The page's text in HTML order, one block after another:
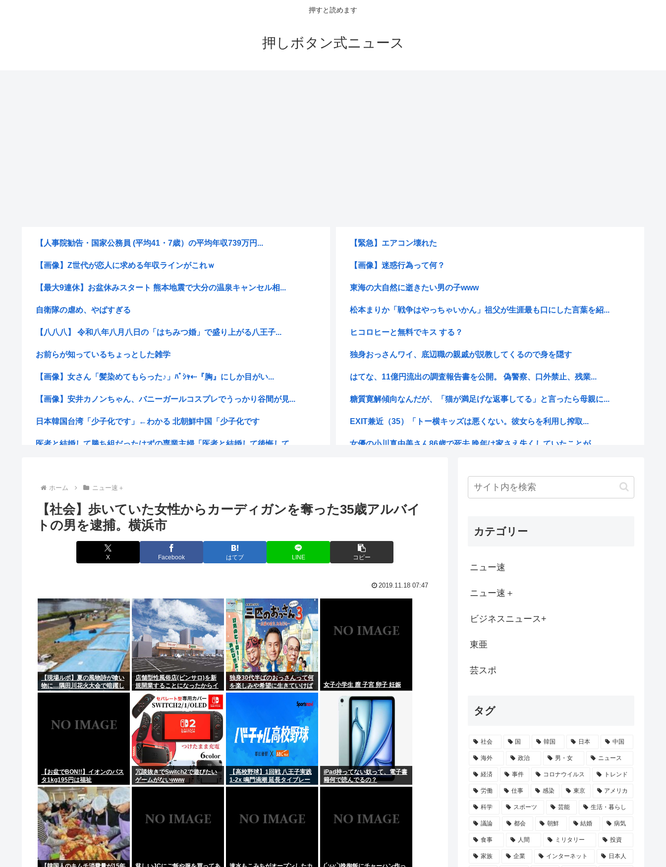
押すと読めます
押しボタン式ニュース
【人事院勧告・国家公務員 (平均41・7歳）の平均年収739万円...
【画像】Z世代が恋人に求める年収ラインがこれｗ
【最大9連休】お盆休みスタート 熊本地震で大分の温泉キャンセル相...
自衛隊の虐め、やばすぎる
【八八八】 令和八年八月八日の「はちみつ婚」で盛り上がる八王子...
お前らが知っているちょっとした雑学
【画像】女さん「髪染めてもらった♪」ﾊﾟｼｬ⇠『胸』にしか目がい...
【画像】安井カノンちゃん、バニーガールコスプレでうっかり谷間が見...
日本韓国台湾「少子化です」←わかる 北朝鮮中国「少子化です
医者と結婚して勝ち組だったはずの専業主婦「医者と結婚して後悔して...
【韓国人のキムチ消費量が15年で急減】「1日中食べない」人も増加
【国民栄誉賞受賞】高木美帆さん 記念品の包丁10本セットに『呪い...
戦前の人「日本が勝つように子供は勝子にしよう」
【中国】大卒1270万人が就職難なのに、今度は自分の「AI分身」...
【SNS】夏休みに川遊びするなら「ここ最高！」危ない場所を投稿、...
自動車学校で。俺「ここ一時停止ですよね？」教官「早く行け！」→指...
れいわ新選組、「いのちの党」に党名変更www
職場の男性と付き合い結婚する事になり、結婚当初から彼の田舎に帰り...
【公園でも行けよ】ジムのランニングマシーン占拠してずっと歩いてる...
新人ワイ「ボーナスが入ってまとまった金を人生で初めて手に入れたン...
ショートスリーパー堀大輔氏、涙を流す
【沖縄】自動車道に子豚の落とし物 養豚品種が輸送中に落下か 預か...
【緊急】エアコン壊れた
【画像】迷惑行為って何？
東海の大自然に逝きたい男の子www
松本まりか「戦争はやっちゃいかん」祖父が生涯最も口にした言葉を紹...
ヒコロヒーと無料でキス する？
独身おっさんワイ、底辺職の親戚が説教してくるので身を隠す
はてな、11億円流出の調査報告書を公開。 偽警察、口外禁止、残業...
糖質寛解傾向なんだが、「猫が満足げな返事してる」と言ったら母親に...
EXIT兼近（35）「トー横キッズは悪くない。彼女らを利用し搾取...
女優の小川真由美さん86歳で死去 晩年は家さえ失くしていたことが...
おっさんのハーフパンツ、否定派が7割。女性「おっさんのすね毛なん...
家賃2000円値上げするって言われたんだけど
ケンモメンが"あえて"結婚をしない理由ってなんなの？
【画像】俺、ローカルAIでイケメンをすっぽんぽんにしてしまうww...
【画像】オッサン「よーし、GANTZのコスプレしてコミケ行くかー...
被爆者さん「わしがケロイドになる前はキムタクそっくりたったんじゃ...
法定速度絶対守るマン、どんなに見通しの良い道路でも40～60km...
一流顔隠しアーティストtuki.(17)さん、「家族でハワイ行っ...
独身ひとり暮らしおじさんがひとりでスシローに来たよ☺
秋田県県庁の職員、公式オンライン会見で出張先のラブホテルでバスロ...
日本人JDが韓国旅行しまくる理由1位「いい出会いがありそうだから...
妊娠中の倖田來未(43)、ド派手なネイルを披露「世界一可愛い妊婦...
ホーム ニュー速＋
【社会】歩いていた女性からカーディガンを奪った35歳アルバイ
トの男を逮捕。横浜市
X Facebook はてブ LINE コピー
2019.11.18 07:47
【現場ルポ】夏の風物詩が喰い
物に…隅田川花火大会で暗躍し
た中国人「場所取り転売ヤー」
店舗型性風俗店(ピンサロ)を新
規開業することになったからイ
カした店名考えてくれ
独身30代半ばのおっさんって何
を楽しみや希望に生きていけば
いいんだ？
女子小学生 膣 子宮 卵子 妊娠
【お盆でBON!!】イオンのパス
タ1kg195円は福祉
冗談抜きでSwitch2で遊びたい
ゲームがないwww
【高校野球】1回戦 八王子実践
1-2x 鳴門渦潮 延長タイブレー
クでサヨナラ勝ち 鳴門渦潮とし
iPad持ってない奴って、電子書
籍何で読んでるの？
カテゴリー
ニュー速
ニュー速＋
ビジネスニュース+
東亜
芸スポ
タグ
社会 国 韓国 日本 中国
海外 政治 男・女 ニュース
経済 事件 コロナウイルス トレンド
労働 仕事 感染 東京 アメリカ
科学 スポーツ 芸能 生活・暮らし
議論 都会 朝鮮 結婚 病気
食事 人間 ミリタリー 投資
家族 企業 インターネット 日本人